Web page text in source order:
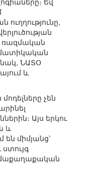
ռազմական
ՆԱՏՕ
և
չեն
Այս երկու
և
միմյանց՝